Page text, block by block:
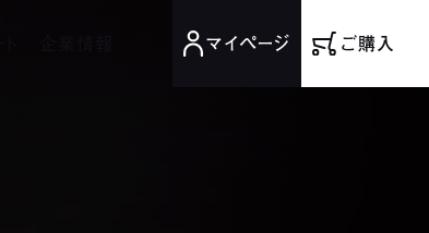
マイページ ご購入